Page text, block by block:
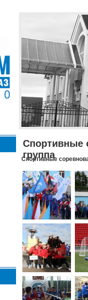
Спортивные
группа
Спортивные